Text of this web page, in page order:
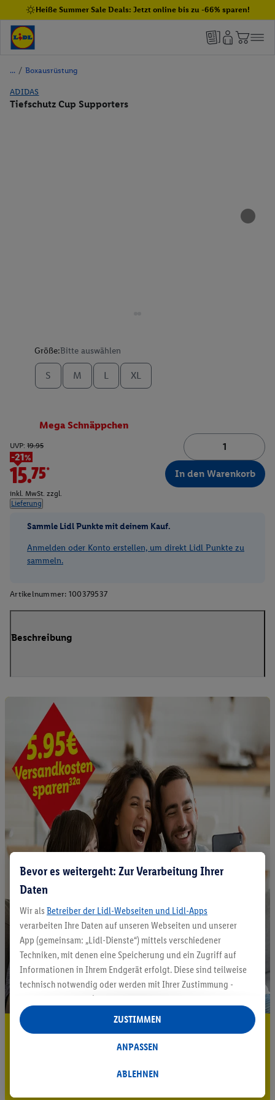
Heiße Summer Sale Deals: Jetzt online bis zu -66% sparen!
/ Boxausrüstung
ADIDAS
Tiefschutz Cup Supporters
Größe:Bitte auswählen
S M L XL
Mega Schnäppchen
UVP: 19.95
-21%
15.75*
inkl. MwSt. zzgl.
Lieferung
In den Warenkorb
Sammle Lidl Punkte mit deinem Kauf.
Anmelden oder Konto erstellen, um direkt Lidl Punkte zu
sammeln.
Artikelnummer: 100379537
Beschreibung
5.95 € Versand sparen³²ᵃ
Jetzt zum Newsletter anmelden
Bevor es weitergeht: Zur Verarbeitung Ihrer
Daten
Wir als Betreiber der Lidl-Webseiten und Lidl-Apps
verarbeiten Ihre Daten auf unseren Webseiten und unserer
App (gemeinsam: „Lidl-Dienste“) mittels verschiedener
Techniken, mit denen eine Speicherung und ein Zugriff auf
Informationen in Ihrem Endgerät erfolgt. Diese sind teilweise
technisch notwendig oder werden mit Ihrer Zustimmung -
auch durch Partner (u.a.
Verantwortliche; im Zusammenhang mit dem IAB TCF
insgesamt
Statistik-Erstellung oder für personalisierte Werbung
Datenverarbeitungen für personalisierte Werbung werden
ABLEHNEN
ANPASSEN
ZUSTIMMEN